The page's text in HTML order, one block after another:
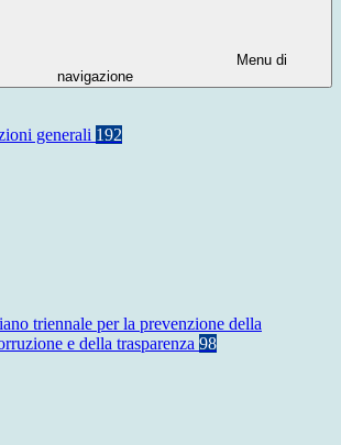
Menu di
navigazione
generali 192
triennale per la prevenzione della
e della trasparenza 98